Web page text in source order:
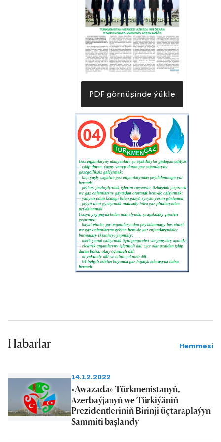
netijesinde welaýatyň ilatynyň we
edara-kärhanalarynyň gymmatly
«mawy ýangyç» bilen talabalaýyk üpjün
edilmegine giň mümkinçilik döredi. Şu
nukdaýnazardan welaýatyň Gubadag,
Gurbansoltan eje adyndaky,
Ruhubelent, Köneürgenç, Saparmyrat
Türkmenbaşy hem-de S. A. Nyýazow
adyndaky etraplarynda we welaýat
merkezi bolan Daşoguz şäherinde bar
bolan gaz desgalaryny düýpli
abatlamakda hem-de gaz geçirijileriň
zerur ýerleriniň durkuny täzelemekde
ýerine ýetirilen işleriň netijesinde gaz
ulgamlarynyň geçirijiligi has-da artdy.
Bir söz bilen aýdylanda, häzirki
döwürde müdirligiň gazçylary
tarapyndan welaýatyň obadyr
şäherlerinde bar bolan dürli basyşly
edilip, 205 müňden gowrak hojalygyň
peýdalanmagy gazanylýar.
PDF görnüşinde ýükle
Habarlar Hemmesi
14.12.2022
«Awazada» Türkmenistanyň,
Azerbaýjanyň we Türkiýäniň
Prezidentleriniň Birinji üçtaraplaýyn
Sammiti başlandy